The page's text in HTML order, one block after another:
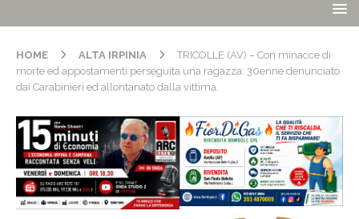
HOME ALTA IRPINIA
TRICOLLE (AV) – Con minacce di
morte ed appostamenti perseguita una ragazza: 30enne denunciato
dai Carabinieri ed allontanato dalla vittima.